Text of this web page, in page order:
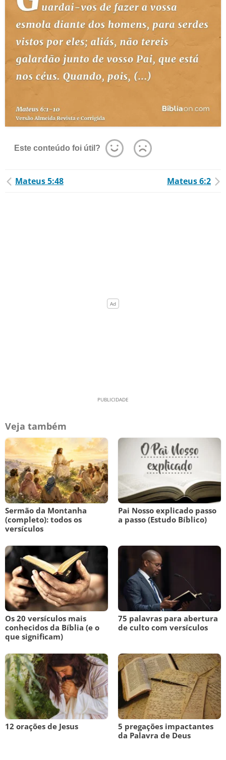
Este conteúdo foi útil?
Mateus 5:48 Mateus 6:2
Veja também
Sermão da Montanha
(completo): todos os
versículos
Pai Nosso explicado passo
a passo (Estudo Bíblico)
Os 20 versículos mais
conhecidos da Bíblia (e o
que significam)
75 palavras para abertura
de culto com versículos
12 orações de Jesus
5 pregações impactantes
da Palavra de Deus